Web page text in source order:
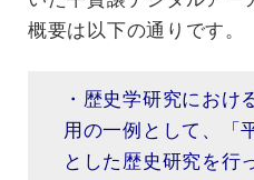
概要は以下の通りです。
・歴史学研究におけ
用の一例として、「
とした歴史研究を行